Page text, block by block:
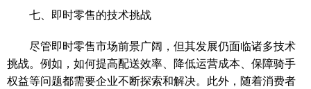
七、即时零售的技术挑战
尽管即时零售市场前景广阔，但其发展仍面临诸多技术
挑战。例如，如何提高配送效率、降低运营成本、保障骑手
权益等问题都需要企业不断探索和解决。此外，随着消费者